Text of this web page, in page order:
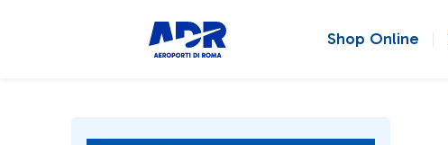
Shop Online